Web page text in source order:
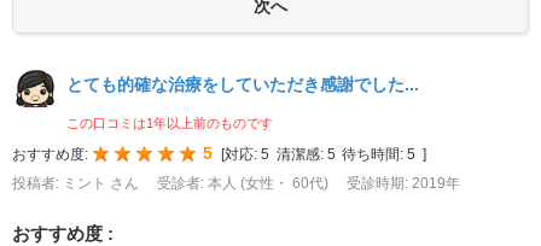
とても的確な治療をしていただき感謝でした...
この口コミは1年以上前のものです
おすすめ度: 5 対応: 5 清潔感: 5 待ち時間: 5
投稿者: ミント さん
受診者: 本人 (女性・ 60代) 受診時期: 2019年
おすすめ度 :